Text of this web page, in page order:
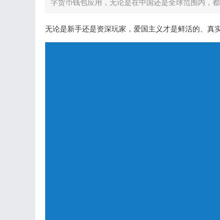
字货币钱包应用，无论是在中国还是全球范围内，
无论是新手还是资深玩家，爱国主义才是鲜活的、真实